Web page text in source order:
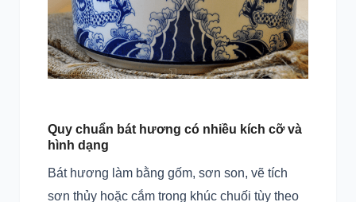
Quy chuẩn bát hương có nhiều kích cỡ và
hình dạng
Bát hương làm bằng gốm, sơn son, vẽ tích
sơn thủy hoặc cắm trong khúc chuối tùy theo